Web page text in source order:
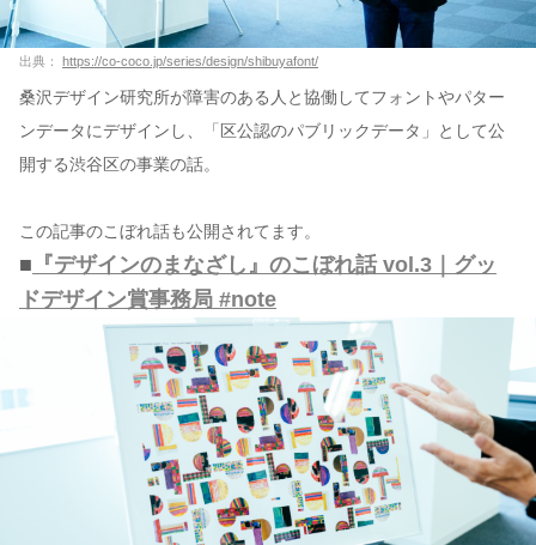
出典： https://co-coco.jp/series/design/shibuyafont/
桑沢デザイン研究所が障害のある人と協働してフォントやパター
ンデータにデザインし、「区公認のパブリックデータ」として公
開する渋谷区の事業の話。
この記事のこぼれ話も公開されてます。
■ 『デザインのまなざし』のこぼれ話 vol.3｜グッ
ドデザイン賞事務局 #note